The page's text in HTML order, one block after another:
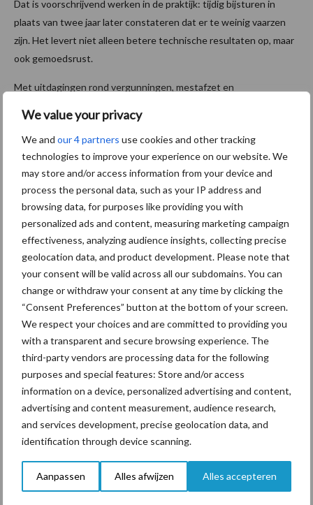
We value your privacy
We and our 4 partners use cookies and other tracking
technologies to improve your experience on our website. We
may store and/or access information from your device and
process the personal data, such as your IP address and
browsing data, for purposes like providing you with
personalized ads and content, measuring marketing campaign
effectiveness, analyzing audience insights, collecting precise
geolocation data, and product development. Please note that
your consent will be valid across all our subdomains. You can
change or withdraw your consent at any time by clicking the
“Consent Preferences” button at the bottom of your screen.
We respect your choices and are committed to providing you
with a transparent and secure browsing experience. The
third-party vendors are processing data for the following
purposes and special features: Store and/or access
information on a device, personalized advertising and content,
advertising and content measurement, audience research,
and services development, precise geolocation data, and
identification through device scanning.
Aanpassen Alles afwijzen Alles accepteren
Dat is voorschrijvend werken in de praktijk: tijdig bijsturen in
plaats van twee jaar later constateren dat er te weinig vaarzen
zijn. Het levert niet alleen betere technische resultaten op, maar
ook gemoedsrust.
Met uitdagingen rond vergunningen, mestafzet en
strategisch om minder jongvee aan te houden. Data geven daarbij
houvast. Door vooruit te rekenen, lopen beslissingen niet achter
de feiten aan. Data zijn dus geen doel op zich, maar een
stuurinstrument. Wie ze slim inzet, verschuift van reageren naar
anticiperen.
Tekst en beeld: Gerben Hofman
Aanbevolen voor jou!
Grondstoffenmarkt blijft
grillig: droogte en
geopolitiek houden handel
in de greep
De speenhuid: een vaak
onderschatte risicofactor
voor mastitis
ForFarmers ziet volume en
marktaandeel groeien in